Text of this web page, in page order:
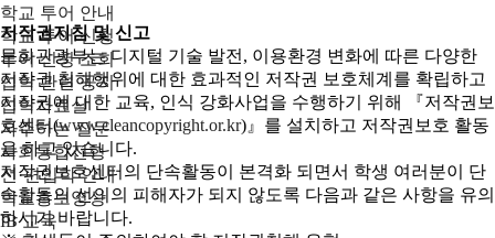
학교 투어 안내
학교 투어 신청
투어 신청 조회
입학 관련 공지
입학자료실
자주하는 질문
사회통합전형
전·편입학 안내
학교홍보영상
IB 교육
저작권지침 및 신고
문화관광부는 디지털 기술 발전, 이용환경 변화에 따른 다양한
저작권 침해행위에 대한 효과적인 저작권 보호체계를 확립하고
저작권에 대한 교육, 인식 강화사업을 수행하기 위해 『저작권보
호센터(www.cleancopyright.or.kr)』를 설치하고 저작권보호 활동
을 하고 있습니다.
저작권보호센터의 단속활동이 본격화 되면서 학생 여러분이 단
속활동의 선의의 피해자가 되지 않도록 다음과 같은 사항을 유의
하시기 바랍니다.